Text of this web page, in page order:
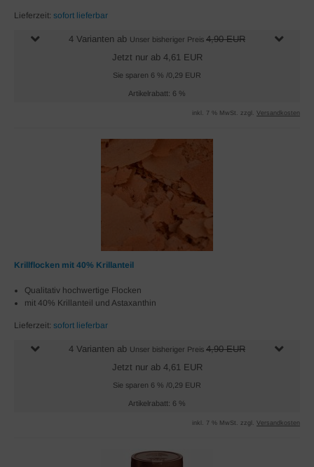
Lieferzeit: sofort lieferbar
4 Varianten ab Unser bisheriger Preis 4,90 EUR
Jetzt nur ab 4,61 EUR
Sie sparen 6 % /0,29 EUR
Artikelrabatt: 6 %
inkl. 7 % MwSt. zzgl. Versandkosten
Krillflocken mit 40% Krillanteil
Qualitativ hochwertige Flocken
mit 40% Krillanteil und Astaxanthin
Lieferzeit: sofort lieferbar
4 Varianten ab Unser bisheriger Preis 4,90 EUR
Jetzt nur ab 4,61 EUR
Sie sparen 6 % /0,29 EUR
Artikelrabatt: 6 %
inkl. 7 % MwSt. zzgl. Versandkosten